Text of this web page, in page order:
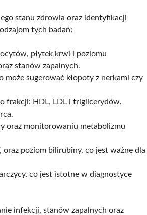
stanu zdrowia oraz identyfikacji
tych badań:
płytek krwi i poziomu
stanów zapalnych.
sugerować kłopoty z nerkami czy
frakcji: HDL, LDL i triglicerydów.
oraz monitorowaniu metabolizmu
oraz poziom bilirubiny, co jest ważne dla
co jest istotne w diagnostyce
infekcji, stanów zapalnych oraz